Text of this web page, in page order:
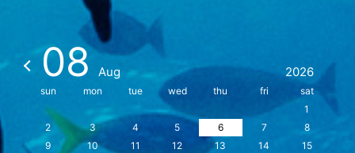
08 Aug 2026
sun mon tue wed thu fri
sat
1
2
3 4 5 6 7
8
9
10 11 12 13 14
15